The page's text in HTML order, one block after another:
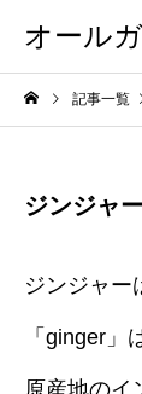
オール
記事一覧
ジンジャ
ジンジャー
「ginger」
原産地のイ